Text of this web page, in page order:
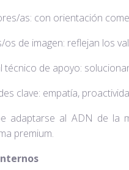
orientación
reflejan los
apoyo: solucionan
proactividad y
adaptarse al ADN de la
premium.